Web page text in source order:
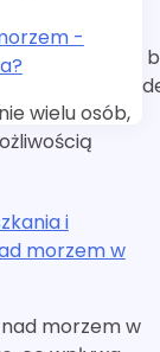
-
wielu osób,
i
morzem w
morzem w